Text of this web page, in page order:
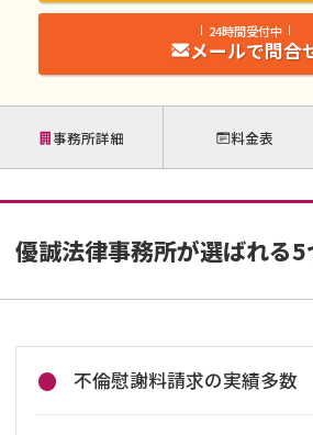
24時間受付中
メールで問合
事務所詳細 料金表
優誠法律事務所が選ばれる
不倫慰謝料請求の実績多数